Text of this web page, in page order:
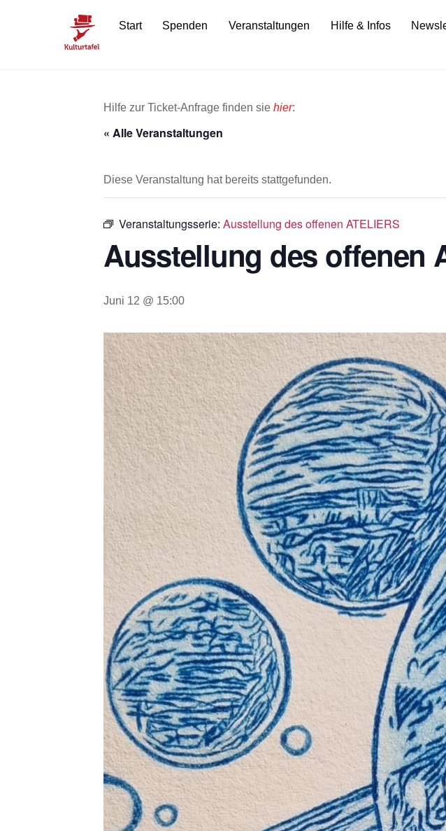
Start Spenden Veranstaltungen Hilfe & Infos
Hilfe zur Ticket-Anfrage finden sie hier:
« Alle Veranstaltungen
Diese Veranstaltung hat bereits stattgefunden.
Veranstaltungsserie: Ausstellung des offenen ATELIERS
Ausstellung des offenen
Juni 12 @ 15:00